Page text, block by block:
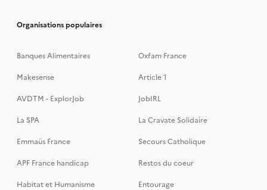
Organisations populaires
Banques Alimentaires
Oxfam France
Makesense
Article 1
AVDTM - ExplorJob
JobIRL
La SPA
La Cravate Solidaire
Emmaüs France
Secours Catholique
APF France handicap
Restos du coeur
Habitat et Humanisme
Entourage